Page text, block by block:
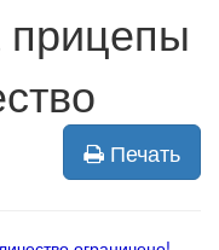
прицепы
Печать